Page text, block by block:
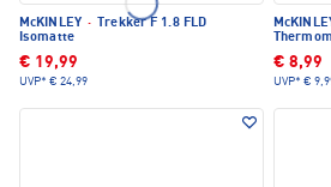
McKINLEY ·
Trekker F 1.8 FLD
Isomatte
€ 19,99
UVP* € 24,99
€ 8,99
UVP* €